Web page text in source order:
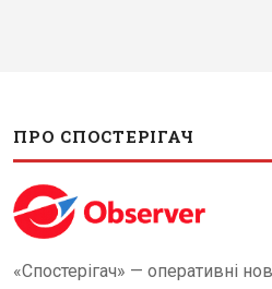
ПРО СПОСТЕРІГАЧ
«Спостерігач» — оперативні